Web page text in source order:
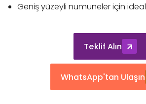
Geniş yüzeyli numuneler için ideal
Teklif Alın
WhatsApp'tan Ulaşın